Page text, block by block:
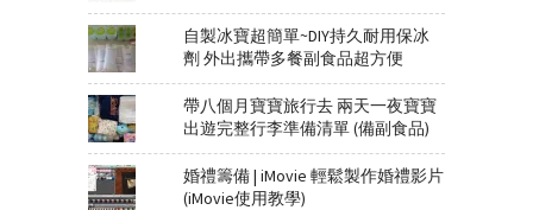
自製冰寶超簡單~DIY持久耐用保冰
劑 外出攜帶多餐副食品超方便
帶八個月寶寶旅行去 兩天一夜寶寶
出遊完整行李準備清單 (備副食品)
婚禮籌備 | iMovie 輕鬆製作婚禮影片
(iMovie使用教學)